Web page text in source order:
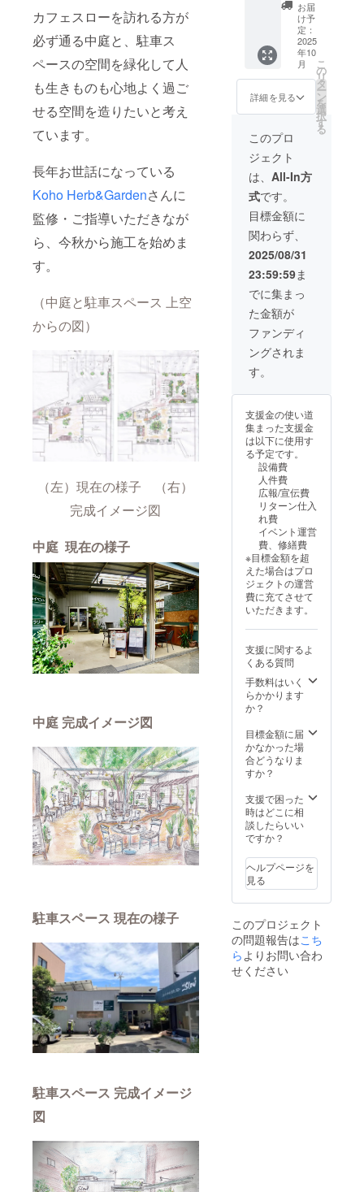
カフェスローを訪れる方が
必ず通る中庭と、駐車ス
ペースの空間を緑化して人
も生きものも心地よく過ご
せる空間を造りたいと考え
ています。
長年お世話になっている
Koho Herb&Gardenさんに
監修・ご指導いただきなが
ら、今秋から施工を始めま
す。
（中庭と駐車スペース 上空
からの図）
（左）現在の様子 （右）
完成イメージ図
中庭 現在の様子
中庭 完成イメージ図
駐車スペース 現在の様子
駐車スペース 完成イメージ
図
米フラ
ンスパ
ン ・さ
わのは
な玄米
シナモ
ンロー
ル ・塩
・キャ
ケーキ
（ク
リーム
無し）
原材料
等の食
品表示
はお届
のラベ
ルに表
記され
ます。
商品開
封前に
お届け
に貼付
された
ラベル
や注意
書きを
ご確認
くださ
い。
ル積み
花壇を
学ぼ
う！
（カ
フェス
ローの
ランチ
松原工
業＋
KoHoH
erb＆
Garden
・開催
予定
日：
2025年
10月
（土
日） 開
催予定
・場
所：カ
フェス
ロー2階
ワーク
ペー
フェス
ロー駐
車場 ■
内容
AM：
「ドラ
イ
ウォー
を学ぶ
松原工
業」 イ
ギリス
のコッ
ツォル
ズ地方
で採掘
自然石
コッツ
ウォル
ズス
トーン
てコン
クリー
トは使
わず石
あげる
「ドラ
イ
ウォー
み」と
いう石
の使い
方、積
方の技
術を実
際にカ
フェス
ローの
お届
け予
定：
2025
年10
月
詳細を見る
こ
の
リ
タ
ー
ン
を
選
択
す
る
このプロ
ジェクト
は、 All-In方
式です。
目標金額に
関わらず、
2025/08/31
23:59:59ま
でに集まっ
た金額が
ファンディ
ングされま
す。
支援金の使い道
集まった支援金
は以下に使用す
る予定です。
設備費
人件費
広報/宣伝費
リターン仕入
れ費
イベント運営
費、修繕費
※目標金額を超
えた場合はプロ
ジェクトの運営
費に充てさせて
いただきます。
支援に関するよ
くある質問
手数料はいく
らかかります
か？
目標金額に届
かなかった場
合どうなりま
すか？
支援で困った
時はどこに相
談したらいい
ですか？
ヘルプページを
見る
このプロジェクト
の問題報告はこち
らよりお問い合わ
せください